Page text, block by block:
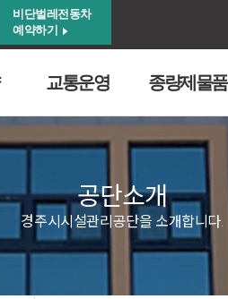
비단벌레전동차
예약하기
교통운영 종량제물품
공단소개
경주시시설관리공단을 소개합니다.